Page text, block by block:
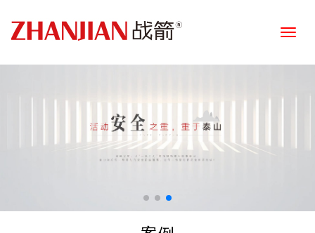
Toggle